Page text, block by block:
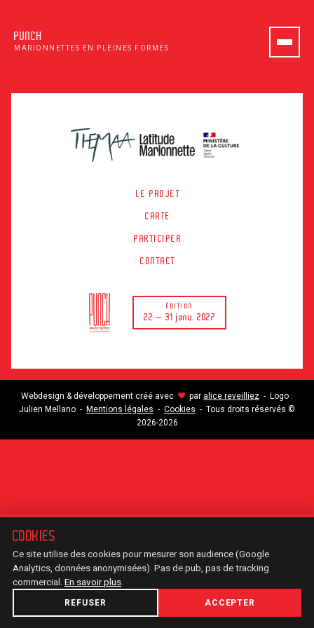
PUNCH
MARIONNETTES EN PLEINES FORMES
LE PROJET
CARTE
PARTICIPER
CONTACT
ÉDITION
22 — 31 janv. 2027
Webdesign & développement créé avec ♥ par alice reveilliez - Logo :
Julien Mellano - Mentions légales - Cookies - Tous droits réservés ©
2026-2026
COOKIES
Ce site utilise des cookies pour mesurer son audience (Google
Analytics, données anonymisées). Pas de pub, pas de tracking
commercial. En savoir plus
REFUSER ACCEPTER